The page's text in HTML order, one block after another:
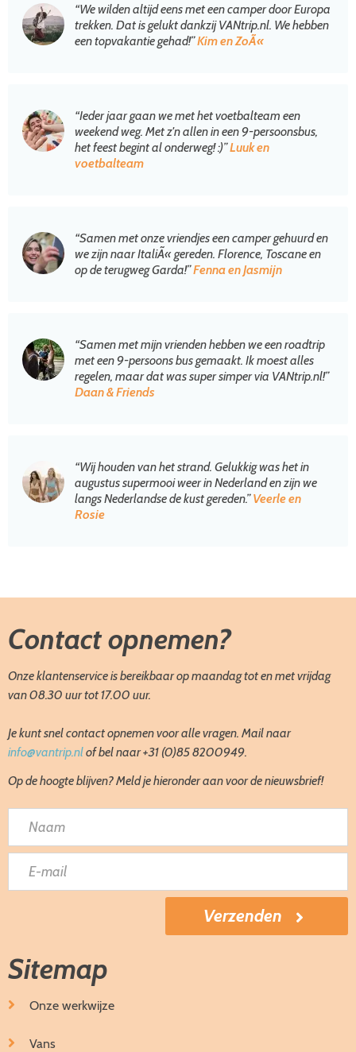
“We wilden altijd eens met een camper door Europa
trekken. Dat is gelukt dankzij VANtrip.nl. We hebben
een topvakantie gehad!”Kim en ZoÃ«
“Ieder jaar gaan we met het voetbalteam een
weekend weg. Met z'n allen in een 9-persoonsbus,
het feest begint al onderweg! :)”Luuk en
voetbalteam
“Samen met onze vriendjes een camper gehuurd en
we zijn naar ItaliÃ« gereden. Florence, Toscane en
op de terugweg Garda!”Fenna en Jasmijn
“Samen met mijn vrienden hebben we een roadtrip
met een 9-persoons bus gemaakt. Ik moest alles
regelen, maar dat was super simper via VANtrip.nl!”
Daan & Friends
“Wij houden van het strand. Gelukkig was het in
augustus supermooi weer in Nederland en zijn we
langs Nederlandse de kust gereden.”Veerle en
Rosie
Contact opnemen?
Onze klantenservice is bereikbaar op maandag tot en met vrijdag
van 08.30 uur tot 17.00 uur.
Je kunt snel contact opnemen voor alle vragen. Mail naar
info@vantrip.nlof bel naar +31 (0)85 8200949.
Op de hoogte blijven? Meld je hieronder aan voor de nieuwsbrief!
Sitemap
Onze werkwijze
Vans